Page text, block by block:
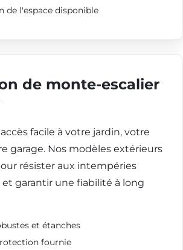
de l'espace disponible
de monte-escalier
facile à votre jardin, votre
garage. Nos modèles extérieurs
résister aux intempéries
et garantir une fiabilité à long
et étanches
fournie